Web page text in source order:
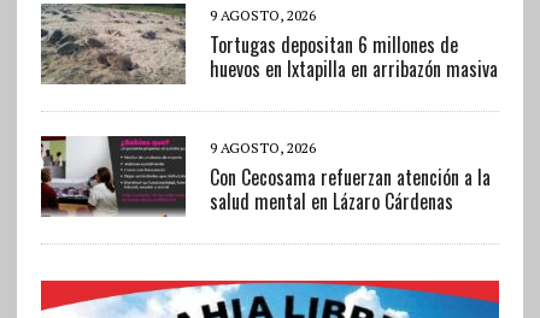
9 AGOSTO, 2026
Tortugas depositan 6 millones de
huevos en Ixtapilla en arribazón masiva
9 AGOSTO, 2026
Con Cecosama refuerzan atención a la
salud mental en Lázaro Cárdenas